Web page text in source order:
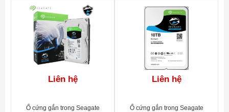
Liên hệ
Ổ cứng gắn trong Seagate
Liên hệ
Ổ cứng gắn trong Seagate